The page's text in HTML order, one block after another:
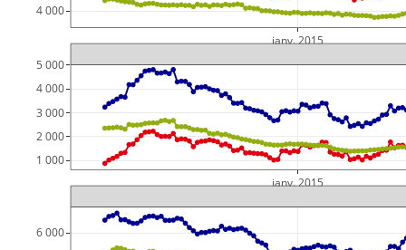
janv. 2015
4 000
janv. 2015
1 000
2 000
3 000
4 000
5 000
6 000